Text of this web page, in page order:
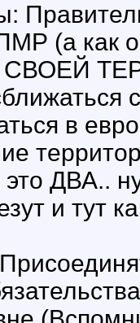
(а
в
ДВА..
и тут